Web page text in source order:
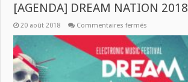
[AGENDA] DREAM NATION 2018
20 août 2018 Commentaires fermés
DREAM
NATION
2018